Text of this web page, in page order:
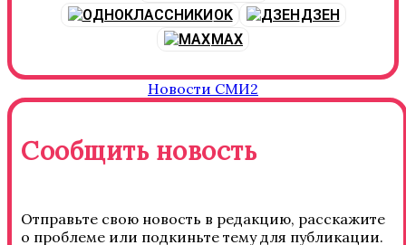
OK
ДЗЕН
MAX
Новости СМИ2
Сообщить новость
Отправьте свою новость в редакцию, расскажите
о проблеме или подкиньте тему для публикации.